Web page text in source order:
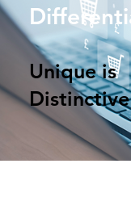
Unique is